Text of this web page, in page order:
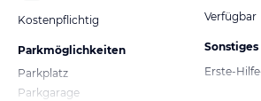
Kostenpflichtig
Parkmöglichkeiten
Parkplatz
Parkgarage
Verfügbar
Sonstiges
Erste-